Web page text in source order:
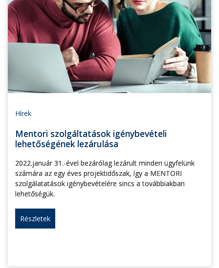
Hírek
Mentori szolgáltatások igénybevételi
lehetőségének lezárulása
2022.január 31.-ével bezárólag lezárult minden ügyfelünk
számára az egy éves projektidőszak, így a MENTORI
szolgálatatások igénybevételére sincs a továbbiakban
lehetőségük.
Részletek